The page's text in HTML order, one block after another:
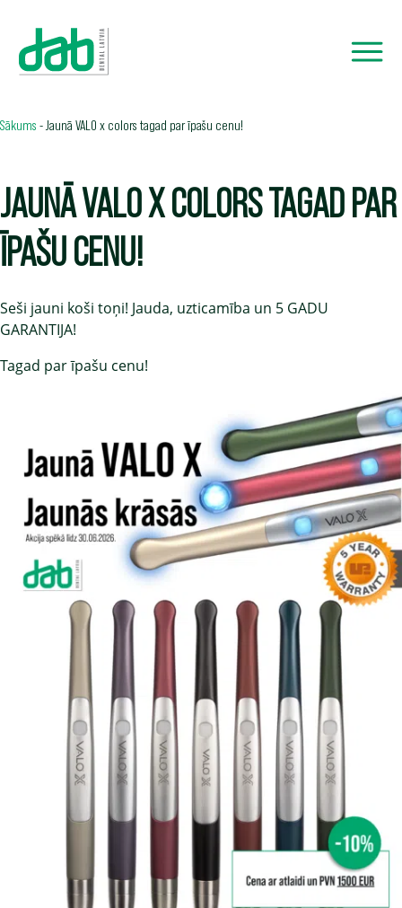
Sākums - Jaunā VALO x colors tagad par īpašu cenu!
JAUNĀ VALO X COLORS TAGAD PAR
ĪPAŠU CENU!
Seši jauni koši toņi! Jauda, uzticamība un 5 GADU
GARANTIJA!
Tagad par īpašu cenu!